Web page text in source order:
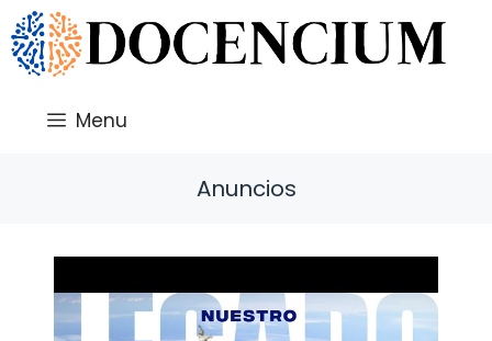
Saltar
al
contenido
Menu
Anuncios